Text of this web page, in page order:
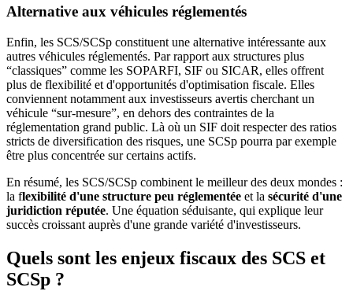
Alternative aux véhicules réglementés
Enfin, les SCS/SCSp constituent une alternative intéressante aux
autres véhicules réglementés. Par rapport aux structures plus
“classiques” comme les SOPARFI, SIF ou SICAR, elles offrent
plus de flexibilité et d'opportunités d'optimisation fiscale. Elles
conviennent notamment aux investisseurs avertis cherchant un
véhicule “sur-mesure”, en dehors des contraintes de la
réglementation grand public. Là où un SIF doit respecter des ratios
stricts de diversification des risques, une SCSp pourra par exemple
être plus concentrée sur certains actifs.
En résumé, les SCS/SCSp combinent le meilleur des deux mondes :
la flexibilité d'une structure peu réglementée et la sécurité d'une
juridiction réputée. Une équation séduisante, qui explique leur
succès croissant auprès d'une grande variété d'investisseurs.
Quels sont les enjeux fiscaux des SCS et
SCSp ?